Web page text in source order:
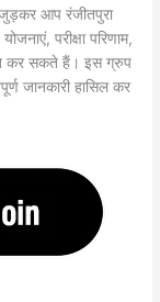
जुड़कर आप रंजीतपुरा
परीक्षा परिणाम,
कर सकते हैं। इस ग्रुप
जानकारी हासिल कर